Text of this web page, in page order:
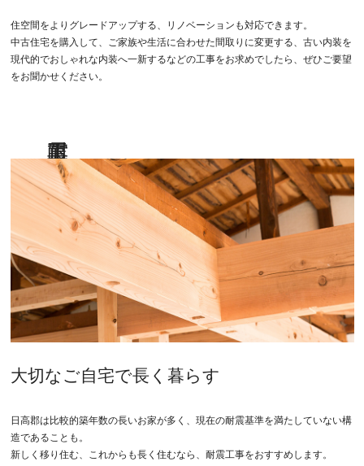
住空間をよりグレードアップする、リノベーションも対応できます。
中古住宅を購入して、ご家族や生活に合わせた間取りに変更する、古い内装を
現代的でおしゃれな内装へ一新するなどの工事をお求めでしたら、ぜひご要望
をお聞かせください。
大切なご自宅で長く暮らす
日高郡は比較的築年数の長いお家が多く、現在の耐震基準を満たしていない構
造であることも。
新しく移り住む、これからも長く住むなら、耐震工事をおすすめします。